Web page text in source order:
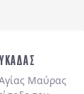
Μαύρας